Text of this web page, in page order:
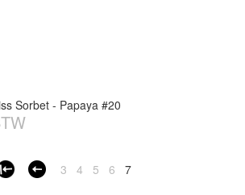
Sorbet - Papaya #20
3 4 5 6 7